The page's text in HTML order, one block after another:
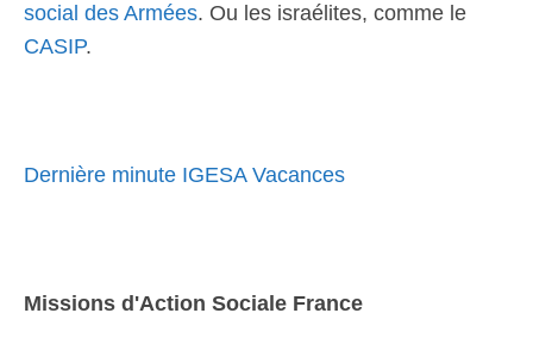
social des Armées. Ou les israélites, comme le
CASIP.
Dernière minute IGESA Vacances
Missions d'Action Sociale France